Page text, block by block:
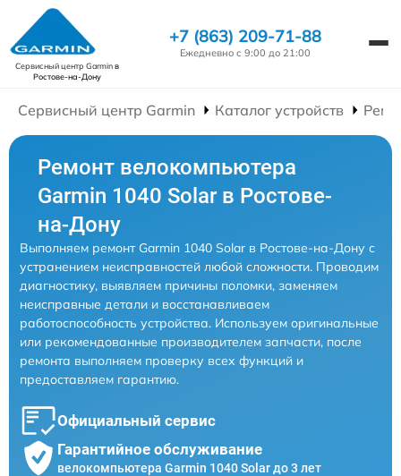
Сервисный центр Garminв
Ростове-на-Дону
+7 (863) 209-71-88
Ежедневно с 9:00 до 21:00
Сервисный центр Garmin Каталог устройств
Ремонт велокомпьютера
Garmin 1040 Solar в Ростове-
на-Дону
Выполняем ремонт Garmin 1040 Solar в Ростове-на-Дону с
устранением неисправностей любой сложности. Проводим
диагностику, выявляем причины поломки, заменяем
неисправные детали и восстанавливаем
работоспособность устройства. Используем оригинальные
или рекомендованные производителем запчасти, после
ремонта выполняем проверку всех функций и
предоставляем гарантию.
Официальный сервис
Гарантийное обслуживание
велокомпьютера Garmin 1040 Solar до 3 лет